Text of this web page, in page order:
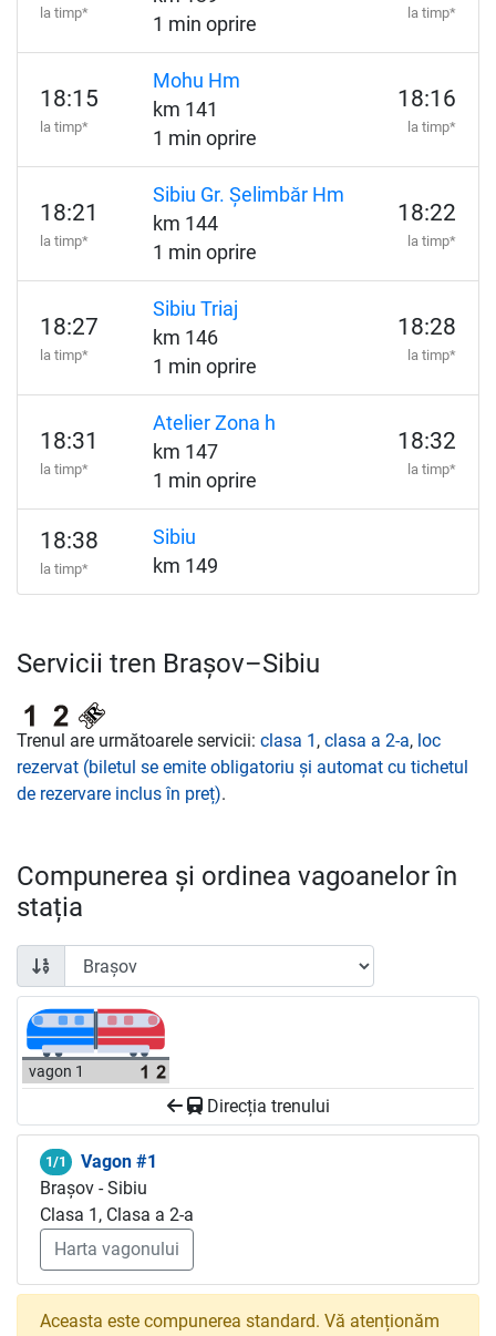
la timp*
1 min oprire
la timp*
18:15
la timp*
Mohu Hm
km 141
1 min oprire
18:16
la timp*
18:21
la timp*
Sibiu Gr. Șelimbăr Hm
km 144
1 min oprire
18:22
la timp*
18:27
la timp*
Sibiu Triaj
km 146
1 min oprire
18:28
la timp*
18:31
la timp*
Atelier Zona h
km 147
1 min oprire
18:32
la timp*
18:38
la timp*
Sibiu
km 149
Servicii tren Brașov–Sibiu
Trenul are următoarele servicii: clasa 1 , clasa a 2-a, loc
rezervat (biletul se emite obligatoriu și automat cu tichetul
de rezervare inclus în preț).
Compunerea și ordinea vagoanelor în
stația
vagon 1
Direcția trenului
1/1
Vagon #1
Brașov - Sibiu
Clasa 1, Clasa a 2-a
Harta vagonului
Aceasta este compunerea standard. Vă atenționăm